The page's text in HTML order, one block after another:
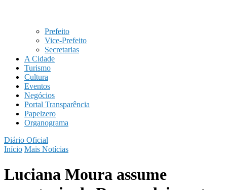
Prefeito
Vice-Prefeito
Secretarias
A Cidade
Turismo
Cultura
Eventos
Negócios
Portal Transparência
Papelzero
Organograma
Diário Oficial
Início Mais Notícias
Luciana Moura assume